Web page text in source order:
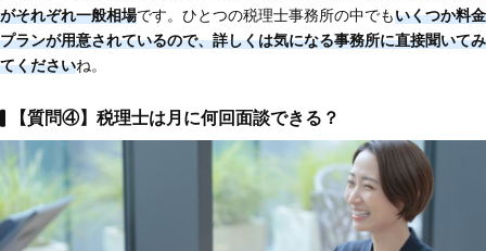
がそれぞれ一般相場です。ひとつの税理士事務所の中でもいくつか料金
プランが用意されているので、詳しくは気になる事務所に直接聞いてみ
てくださいね。
【質問④】税理士は月に何回面談できる？